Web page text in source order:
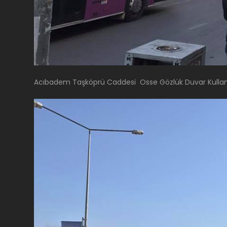
Acıbadem Taşköprü Caddesi Osse Gözlük Duvar